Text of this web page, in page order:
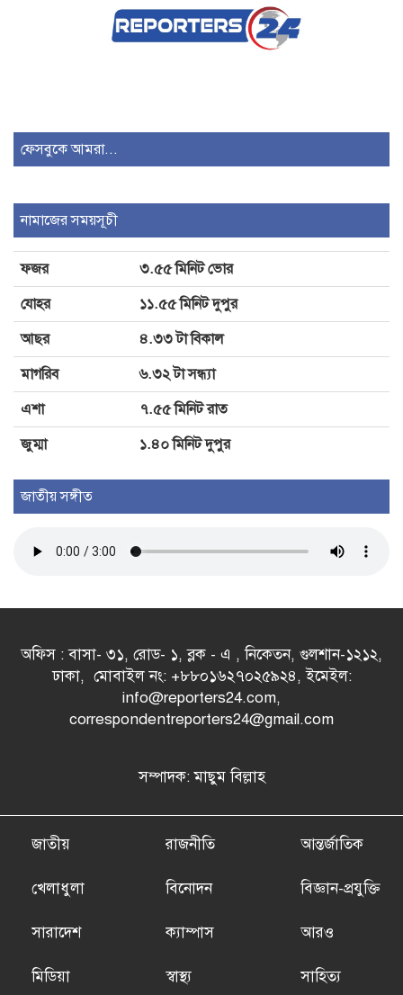
জুলাই গণঅভ্যুত্থানের ২য় বর্ষপূর্তিতে
সুবর্ণচরে ১১ দলীয় ঐক্যের সমাবেশ
ভাঙচুর-লুটপাটের অভিযোগ
জুলাই গণঅভ্যুত্থানের দ্বিতীয় বর্ষপূর্তি
ও সমাবেশ
জুলাই গণঅভ্যুত্থান: চাঁদপুরে ১১ দলীয়
ঐক্যের গণমিছিল
ফেসবুকে আমরা...
নামাজের সময়সূচী
ফজর
৩.৫৫ মিনিট ভোর
যোহর
১১.৫৫ মিনিট দুপুর
আছর
৪.৩৩ টা বিকাল
মাগরিব
৬.৩২ টা সন্ধ্যা
এশা
৭.৫৫ মিনিট রাত
জুম্মা
১.৪০ মিনিট দুপুর
জাতীয় সঙ্গীত
অফিস : বাসা- ৩১, রোড- ১, ব্লক - এ , নিকেতন, গুলশান-১২১২,
ঢাকা, মোবাইল নং: +৮৮০১৬২৭০২৫৯২৪, ইমেইল:
info@reporters24.com,
correspondentreporters24@gmail.com
সম্পাদক: মাছুম বিল্লাহ
জাতীয় রাজনীতি আন্তর্জাতিক
খেলাধুলা বিনোদন বিজ্ঞান-প্রযুক্তি
সারাদেশ ক্যাম্পাস আরও
মিডিয়া স্বাস্থ্য সাহিত্য